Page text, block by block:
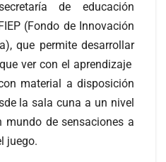
de educación
(Fondo de Innovación
que permite desarrollar
ver con el aprendizaje
material a disposición
la sala cuna a un nivel
mundo de sensaciones a
juego.